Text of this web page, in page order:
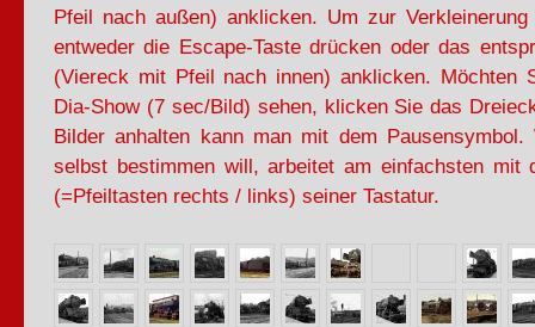
Pfeil nach außen) anklicken. Um zur Verkleinerung
entweder die Escape-Taste drücken oder das
(Viereck mit Pfeil nach innen) anklicken. Möchten
Dia-Show (7 sec/Bild) sehen, klicken Sie das
Bilder anhalten kann man mit dem Pausensymbol.
selbst bestimmen will, arbeitet am einfachsten mit
(=Pfeiltasten rechts / links) seiner Tastatur.